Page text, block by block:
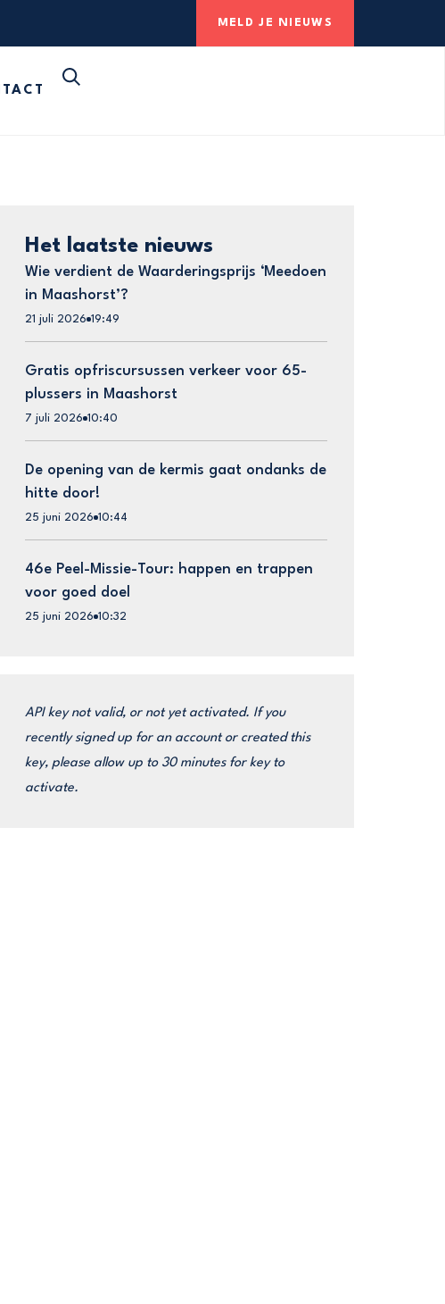
MELD JE NIEUWS
Het laatste nieuws
Wie verdient de Waarderingsprijs ‘Meedoen
in Maashorst’?
21 juli 2026 19:49
Gratis opfriscursussen verkeer voor 65-
plussers in Maashorst
7 juli 2026 10:40
De opening van de kermis gaat ondanks de
hitte door!
25 juni 2026 10:44
46e Peel-Missie-Tour: happen en trappen
voor goed doel
25 juni 2026 10:32
API key not valid, or not yet activated. If you
recently signed up for an account or created this
key, please allow up to 30 minutes for key to
activate.